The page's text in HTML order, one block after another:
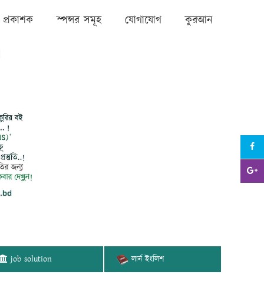
প্রকাশক স্পন্সর সমূহ যোগাযোগ কুরআন
job solution লার্ন ইংলিশ